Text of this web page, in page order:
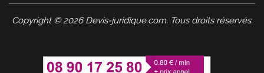
Copyright © 2026 Devis-juridique.com. Tous droits réservés.